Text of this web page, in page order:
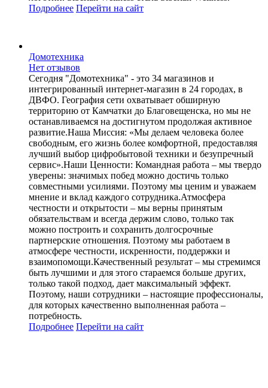
Подробнее Перейти на сайт
Домотехника
Нет отзывов
Сегодня "Домотехника" - это 34 магазинов и
интегрированный интернет-магазин в 24 городах, в
ДВФО. География сети охватывает обширную
территорию от Камчатки до Благовещенска, но мы не
останавливаемся на достигнутом продолжая активное
развитие.Наша Миссия: «Мы делаем человека более
свободным, его жизнь более комфортной, предоставляя
лучший выбор цифробытовой техники и безупречный
сервис».Наши Ценности: Командная работа – мы твердо
уверены: значимых побед можно достичь только
совместными усилиями. Поэтому мы ценим и уважаем
мнение и вклад каждого сотрудника.Атмосфера
честности и открытости – мы верны принятым
обязательствам и всегда держим слово, только так
можно построить и сохранить долгосрочные
партнерские отношения. Поэтому мы работаем в
атмосфере честности, искренности, поддержки и
взаимопомощи.Качественный результат – мы стремимся
быть лучшими и для этого стараемся больше других,
только такой подход, дает максимальный эффект.
Поэтому, наши сотрудники – настоящие профессионалы,
для которых качественно выполненная работа –
потребность.
Подробнее Перейти на сайт